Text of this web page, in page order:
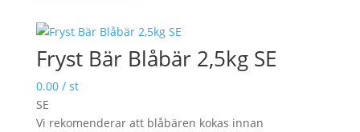
Fryst Bär Blåbär 2,5kg SE
0.00/ st
SE
Vi rekomenderar att blåbären kokas innan